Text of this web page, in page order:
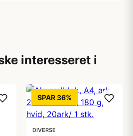
interesseret i
SPAR 36%
DIVERSE